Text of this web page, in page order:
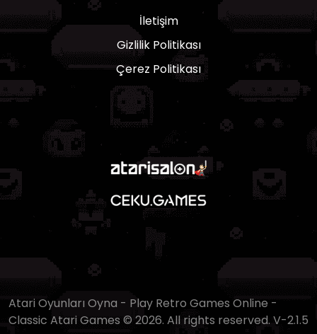
İletişim
Gizlilik Politikası
Çerez Politikası
Atari Oyunları Oyna - Play Retro Games Online -
Classic Atari Games © 2026. All rights reserved. V-2.1.5